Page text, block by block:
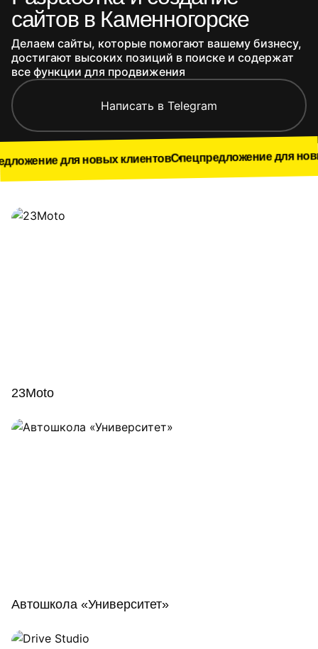
сайтов в Каменногорске
Делаем сайты, которые помогают вашему бизнесу,
достигают высоких позиций в поиске и содержат
все функции для продвижения
Написать в Telegram
новых клиентовСпецпредложение для новых клиентов
Наши работы
23Moto
Автошкола «Университет»